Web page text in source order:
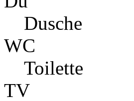
Dusche
WC
Toilette
TV